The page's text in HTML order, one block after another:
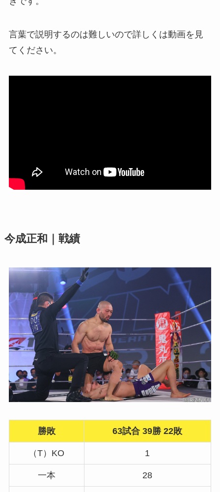
言葉で説明するのは難しいので詳しくは動画を見
てください。
今成正和｜戦績
勝敗 63試合 39勝 22敗
（T）KO 1
一本 28